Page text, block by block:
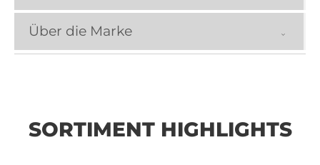
Über die Marke
SORTIMENT HIGHLIGHTS